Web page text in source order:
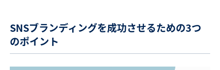
SNSブランディングを成功させるための3つ
のポイント